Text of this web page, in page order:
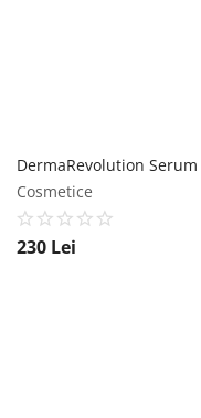
Cosmetice
230 Lei